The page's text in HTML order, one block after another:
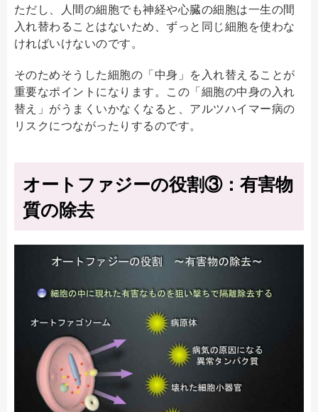
ただし、人間の細胞でも神経や心臓の細胞は一生の間
入れ替わることはないため、ずっと同じ細胞を使わな
ければいけないのです。
そのためそうした細胞の「中身」を入れ替えることが
重要なポイントになります。この「細胞の中身の入れ
替え」がうまくいかなくなると、アルツハイマー病の
リスクにつながったりするのです。
オートファジーの役割③：有害物
質の除去